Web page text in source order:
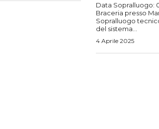
Data Sopralluogo: 04/04/2025.
Braceria presso
Sopralluogo
del sistema...
4 Aprile 2025